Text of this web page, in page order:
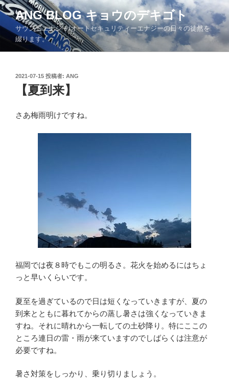
コ
ン
テ
ツ
ANG BLOG キョウのデキゴト
サウンドエナジー/オートセキュリティーエナジーの日々の徒然を
綴ります。
投
2021-07-15 投稿者: ANG
【夏到来】
さあ梅雨明けですね。
福岡では夜８時でもこの明るさ。花火を始めるにはちょ
っと早いくらいです。
夏至を過ぎているので日は短くなっていきますが、夏の
到来とともに暮れてからの蒸し暑さは強くなっていきま
すね。それに晴れから一転しての土砂降り。特にここの
ところ連日の雷・雨が来ていますのでしばらくは注意が
必要ですね。
暑さ対策をしっかり、乗り切りましょう。